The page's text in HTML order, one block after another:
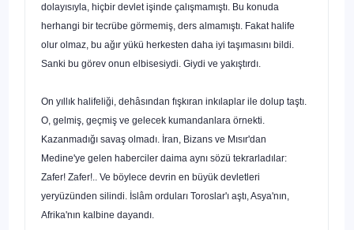
dolayısıyla, hiçbir devlet işinde çalışmamıştı. Bu konuda
herhangi bir tecrübe görmemiş, ders almamıştı. Fakat halife
olur olmaz, bu ağır yükü herkesten daha iyi taşımasını bildi.
Sanki bu görev onun elbisesiydi. Giydi ve yakıştırdı.
On yıllık halifeliği, dehâsından fışkıran inkılaplar ile do­lup taştı.
O, gelmiş, geçmiş ve gelecek kumandanlara örnekti.
Kazanmadığı savaş olmadı. İran, Bizans ve Mısır'dan
Medine'ye gelen haberciler daima aynı sözü tekrarladılar:
Zafer! Zafer!.. Ve böylece devrin en büyük devletleri
yeryüzünden silindi. İslâm orduları Toroslar'ı aştı, Asya'nın,
Afrika'nın kalbine dayandı.